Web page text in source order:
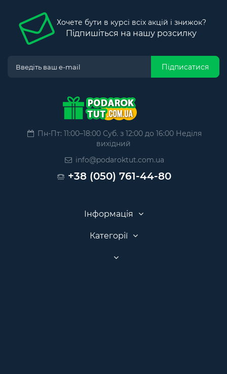
Хочете бути в курсі всіх акцій і знижок?
Підпишіться на нашу розсилку
Підписатися
Пн-Пт: 11:00–18:00 Суб. з 12:00 до 16:00 Неділя
вихідний
info@podaroktut.com.ua
+38 (050) 761-44-80
Інформація
Категорії